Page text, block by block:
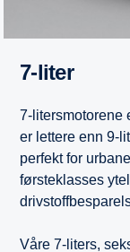
7-liter
7-litersmotorene
er lettere enn 9-
perfekt for
førsteklasses
Våre 7-liters,